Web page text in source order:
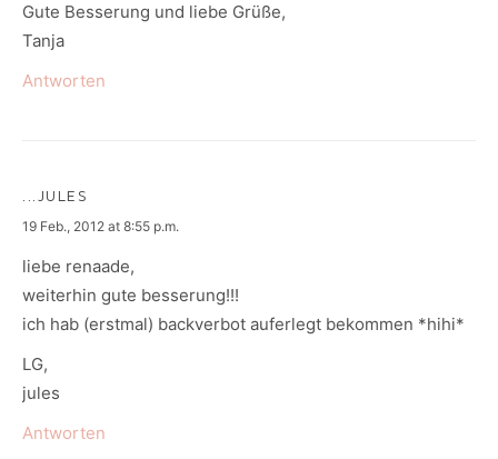
Gute Besserung und liebe Grüße,
Tanja
Antworten
...JULES
says:
19 Feb., 2012 at 8:55 p.m.
liebe renaade,
weiterhin gute besserung!!!
ich hab (erstmal) backverbot auferlegt bekommen *hihi*
LG,
jules
Antworten